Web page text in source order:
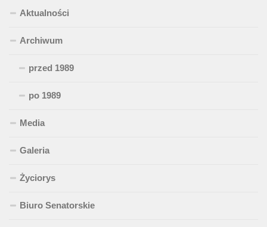
Aktualności
Archiwum
przed 1989
po 1989
Media
Galeria
Życiorys
Biuro Senatorskie